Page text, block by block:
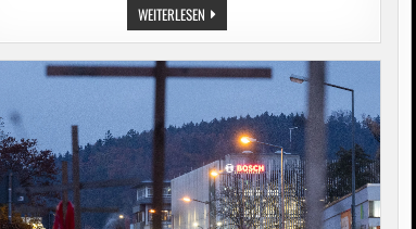
WEITERLESEN POL-
S:
VERKEHRSUNFALL
VERLETZTER
RADFAHRERIN